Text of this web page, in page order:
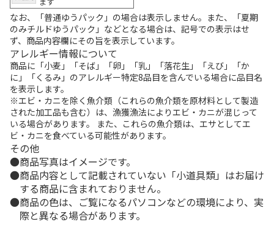
なお、「普通ゆうパック」の場合は表示しません。また、「夏期
のみチルドゆうパック」などとなる場合は、記号での表示はせ
ず、商品内容欄にその旨を表示しています。
アレルギー情報について
商品に「小麦」「そば」「卵」「乳」「落花生」「えび」「か
に」「くるみ」のアレルギー特定8品目を含んでいる場合に品目名
を表示します。
※エビ・カニを除く魚介類（これらの魚介類を原材料として製造
された加工品も含む）は、漁獲漁法によりエビ・カニが混じって
いる場合があります。 また、これらの魚介類は、エサとしてエ
ビ・カニを食べている可能性があります。
その他
商品写真はイメージです。
商品内容として記載されていない「小道具類」はお届け
する商品に含まれておりません。
商品の色は、ご覧になるパソコンなどの環境により、実
際と異なる場合があります。